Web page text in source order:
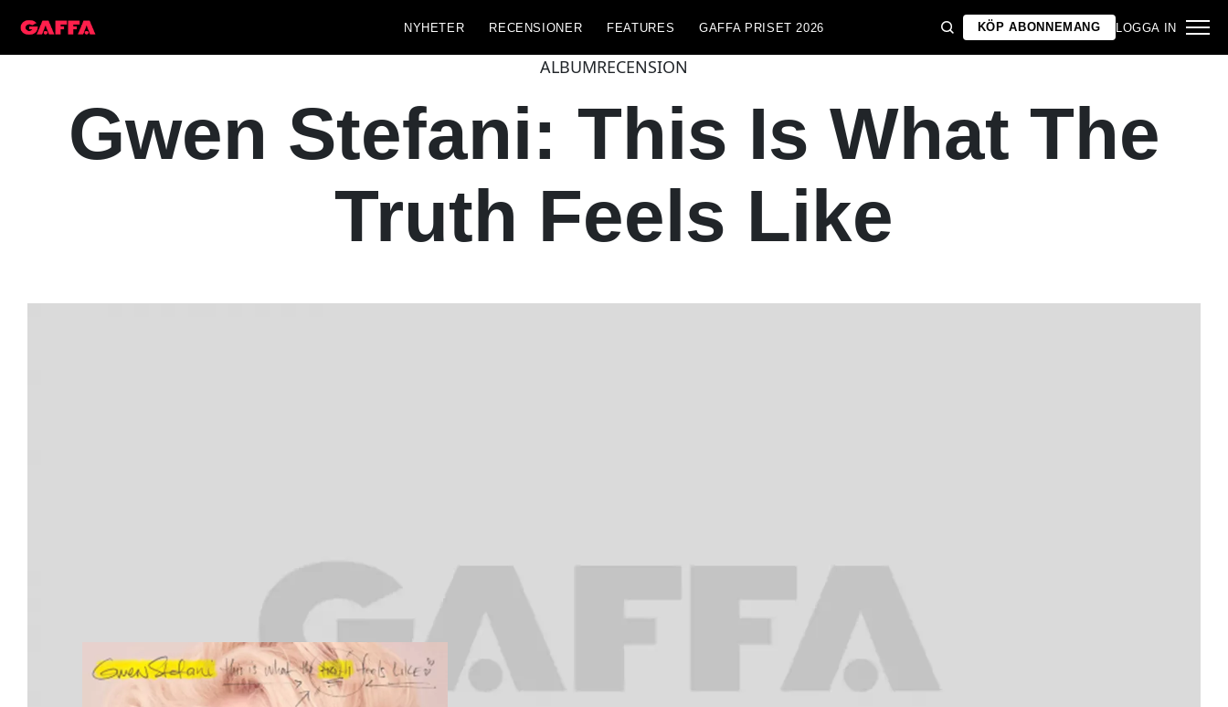
NYHETER RECENSIONER FEATURES GAFFA PRISET 2026 KÖP ABONNEMANG LOGGA IN
ALBUMRECENSION
Gwen Stefani: This Is What The
Truth Feels Like